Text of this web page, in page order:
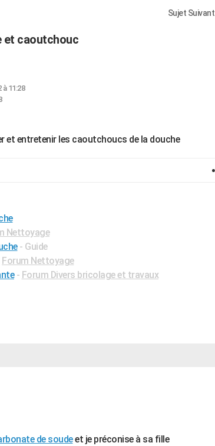
Sujet Suivant
et caoutchouc
à 11:28
et entretenir les caoutchoucs de la douche
Nettoyage
- Guide
Forum Nettoyage
- Forum Divers bricolage et travaux
de soudeet je préconise à sa fille